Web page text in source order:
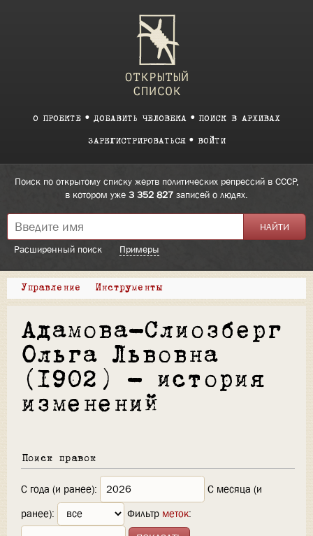
О ПРОЕКТЕ ДОБАВИТЬ ЧЕЛОВЕКА ПОИСК В АРХИВАХ
ЗАРЕГИСТРИРОВАТЬСЯ ВОЙТИ
Поиск по открытому списку жертв политических репрессий в СССР,
в котором уже 3 352 827 записей о людях.
Расширенный поиск Примеры
Управление Инструменты
Адамова-Слиозберг
Ольга Львовна
(1902) — история
изменений
Поиск правок
С года (и ранее):
С месяца (и
ранее):
Фильтр меток: